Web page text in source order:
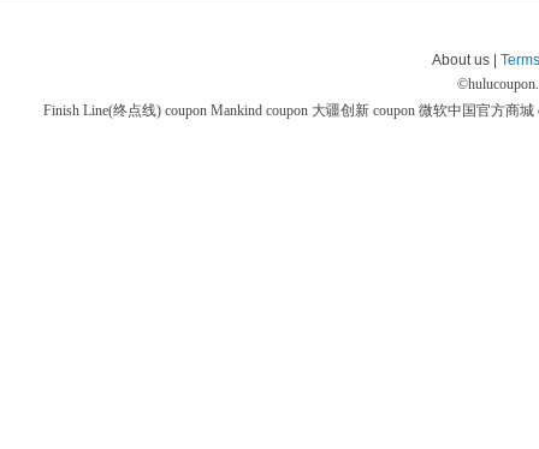
About us |
©
Finish Line(终点线) coupon Mankind coupon 大疆创新 coupon 微软中国官方商城